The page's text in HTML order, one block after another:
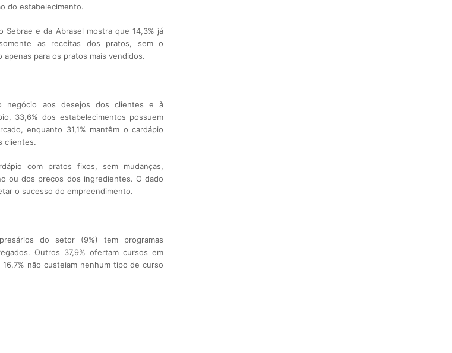
do estabelecimento.
e da Abrasel mostra que 14,3% já
as receitas dos pratos, sem o
para os pratos mais vendidos.
negócio aos desejos dos clientes e à
33,6% dos estabelecimentos possuem
enquanto 31,1% mantêm o cardápio
clientes.
com pratos fixos, sem mudanças,
ou dos preços dos ingredientes. O dado
o sucesso do empreendimento.
do setor (9%) tem programas
Outros 37,9% ofertam cursos em
não custeiam nenhum tipo de curso